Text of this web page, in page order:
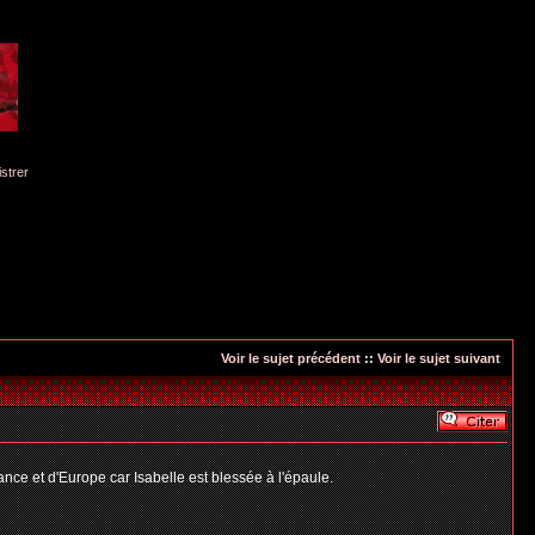
Voir le sujet précédent :: Voir le sujet suivant
et d'Europe car Isabelle est blessée à l'épaule.